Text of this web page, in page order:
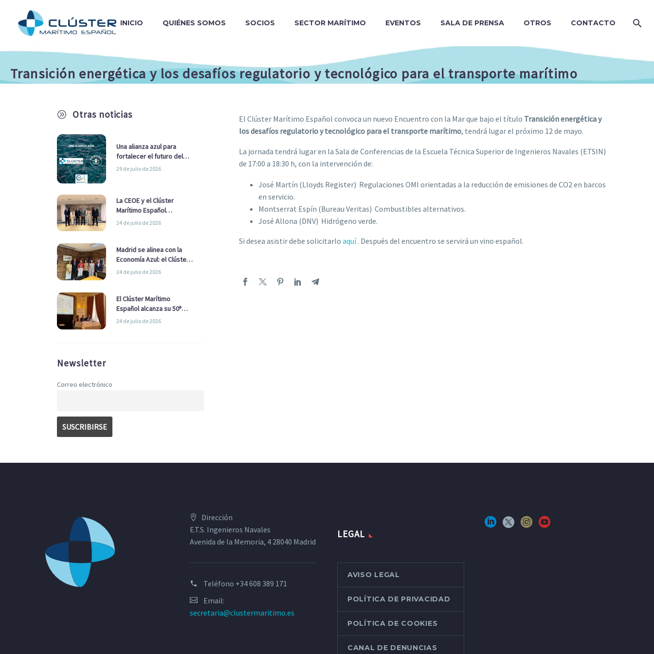
INICIO QUIÉNES SOMOS SOCIOS SECTOR MARÍTIMO EVENTOS SALA DE PRENSA OTROS CONTACTO
Transición energética y los desafíos regulatorio y tecnológico para el transporte marítimo
A Otras noticias
Una alianza azul para
fortalecer el futuro del
sector marítimo
29 de julio de 2026
La CEOE y el Clúster
Marítimo Español
refuerzan su alianza para
24 de julio de 2026
Madrid se alinea con la
Economía Azul: el Clúster
Marítimo Español y la Real
Ayuntamiento
24 de julio de 2026
El Clúster Marítimo
Español alcanza su 50ª
Asamblea reafirmando su
24 de julio de 2026
Newsletter
Correo electrónico
El Clúster Marítimo Español convoca un nuevo Encuentro con la Mar que bajo el título Transición energética y
los desafíos regulatorio y tecnológico para el transporte marítimo, tendrá lugar el próximo 12 de mayo.
La jornada tendrá lugar en la Sala de Conferencias de la Escuela Técnica Superior de Ingenieros Navales (ETSIN)
de 17:00 a 18:30 h, con la intervención de:
José Martín (Lloyds Register)  Regulaciones OMI orientadas a la reducción de emisiones de CO2 en barcos
en servicio.
Montserrat Espín (Bureau Veritas)  Combustibles alternativos.
José Allona (DNV)  Hidrógeno verde.
Si desea asistir debe solicitarlo aquí. Después del encuentro se servirá un vino español.
Dirección
E.T.S. Ingenieros Navales
Avenida de la Memoria, 4 28040 Madrid
Teléfono +34 608 389 171
Email:
secretaria@clustermaritimo.es
LEGAL
AVISO LEGAL
POLÍTICA DE PRIVACIDAD
POLÍTICA DE COOKIES
CANAL DE DENUNCIAS